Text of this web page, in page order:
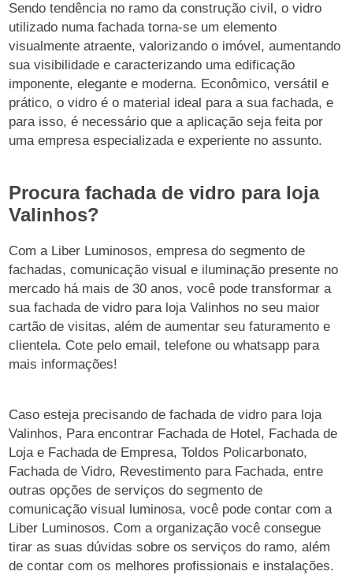
Sendo tendência no ramo da construção civil, o vidro
utilizado numa fachada torna-se um elemento
visualmente atraente, valorizando o imóvel, aumentando
sua visibilidade e caracterizando uma edificação
imponente, elegante e moderna. Econômico, versátil e
prático, o vidro é o material ideal para a sua fachada, e
para isso, é necessário que a aplicação seja feita por
uma empresa especializada e experiente no assunto.
Procura fachada de vidro para loja
Valinhos?
Com a Liber Luminosos, empresa do segmento de
fachadas, comunicação visual e iluminação presente no
mercado há mais de 30 anos, você pode transformar a
sua fachada de vidro para loja Valinhos no seu maior
cartão de visitas, além de aumentar seu faturamento e
clientela. Cote pelo email, telefone ou whatsapp para
mais informações!
Caso esteja precisando de fachada de vidro para loja
Valinhos, Para encontrar Fachada de Hotel, Fachada de
Loja e Fachada de Empresa, Toldos Policarbonato,
Fachada de Vidro, Revestimento para Fachada, entre
outras opções de serviços do segmento de
comunicação visual luminosa, você pode contar com a
Liber Luminosos. Com a organização você consegue
tirar as suas dúvidas sobre os serviços do ramo, além
de contar com os melhores profissionais e instalações.